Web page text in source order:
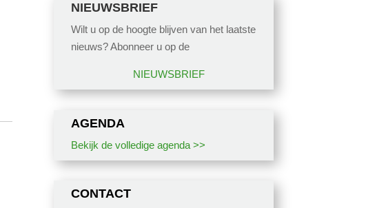
NIEUWSBRIEF
Wilt u op de hoogte blijven van het laatste
nieuws? Abonneer u op de
NIEUWSBRIEF
AGENDA
Bekijk de volledige agenda >>
CONTACT